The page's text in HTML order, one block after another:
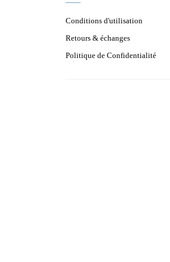
Conditions d'utilisation
Retours & échanges
Politique de Confidentialité